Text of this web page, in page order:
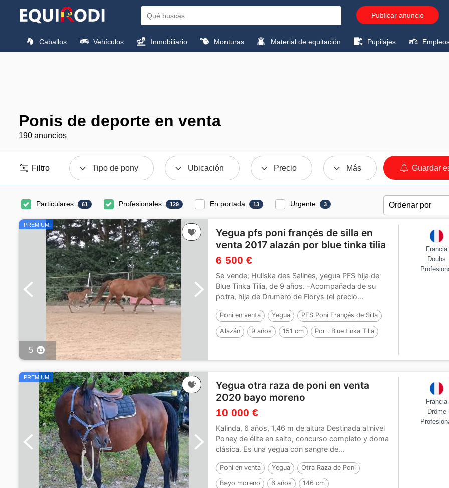
Publicar anuncio
Caballos Vehículos Inmobiliario Monturas Material de equitación Pupilajes
Ponis de deporte en venta
190 anuncios
Filtro Tipo de pony Ubicación Precio Más Guardar
Particulares 61 Profesionales 129 En portada 13 Urgente 3
PREMIUM
5
Yegua pfs poni françés de silla en
venta 2017 alazán por blue tinka tilia
6 500 €
Se vende, Huliska des Salines, yegua PFS hija de
Blue Tinka Tilia, de 9 años. -Acompañada de su
potra, hija de Drumero de Florys (el precio...
Poni en venta Yegua PFS Poni Françés de Silla
Alazán 9 años 151 cm Por : Blue tinka Tilia
Francia
Doubs
PREMIUM
Yegua otra raza de poni en venta
2020 bayo moreno
10 000 €
Kalinda, 6 años, 1,46 m de altura Destinada al nivel
Poney de élite en salto, concurso completo y doma
clásica. Es una yegua con sangre de...
Poni en venta Yegua Otra Raza de Poni
Bayo moreno 6 años 146 cm
Francia
Drôme